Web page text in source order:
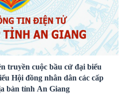
truyền cuộc bầu cử đại biểu
Hội đồng nhân dân các cấp
bàn tỉnh An Giang